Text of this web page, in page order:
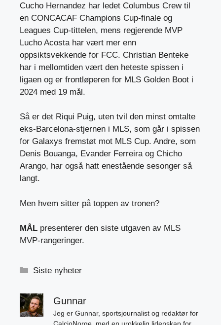
Cucho Hernandez har ledet Columbus Crew til
en CONCACAF Champions Cup-finale og
Leagues Cup-tittelen, mens regjerende MVP
Lucho Acosta har vært mer enn
oppsiktsvekkende for FCC. Christian Benteke
har i mellomtiden vært den heteste spissen i
ligaen og er frontløperen for MLS Golden Boot i
2024 med 19 mål.
Så er det Riqui Puig, uten tvil den minst omtalte
eks-Barcelona-stjernen i MLS, som går i spissen
for Galaxys fremstøt mot MLS Cup. Andre, som
Denis Bouanga, Evander Ferreira og Chicho
Arango, har også hatt enestående sesonger så
langt.
Men hvem sitter på toppen av tronen?
MÅL presenterer den siste utgaven av MLS
MVP-rangeringer.
Kategorier
Siste nyheter
Gunnar
Jeg er Gunnar, sportsjournalist og redaktør for